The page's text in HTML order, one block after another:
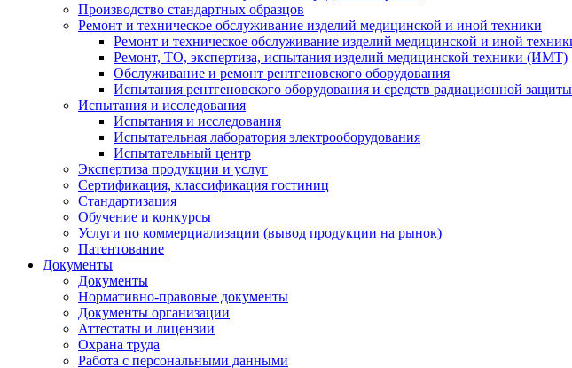
Производство стандартных образцов
Ремонт и техническое обслуживание изделий медицинской и иной техники
Ремонт и техническое обслуживание изделий медицинской и иной
Ремонт, ТО, экспертиза, испытания изделий медицинской техники (ИМТ)
Обслуживание и ремонт рентгеновского оборудования
Испытания рентгеновского оборудования и средств радиационной защиты
Испытания и исследования
Испытания и исследования
Испытательная лаборатория электрооборудования
Испытательный центр
Экспертиза продукции и услуг
Сертификация, классификация гостиниц
Стандартизация
Обучение и конкурсы
Услуги по коммерциализации (вывод продукции на рынок)
Патентование
Документы
Документы
Нормативно-правовые документы
Документы организации
Аттестаты и лицензии
Охрана труда
Работа с персональными данными